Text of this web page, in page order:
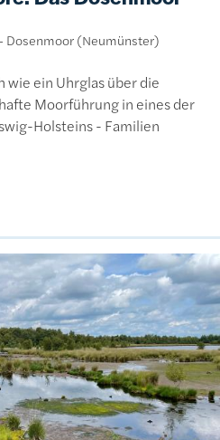
Dosenmoor (Neumünster)
wie ein Uhrglas über die
Moorführung in eines der
Holsteins - Familien